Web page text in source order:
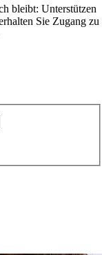
bleibt: Unterstützen
Sie Zugang zu